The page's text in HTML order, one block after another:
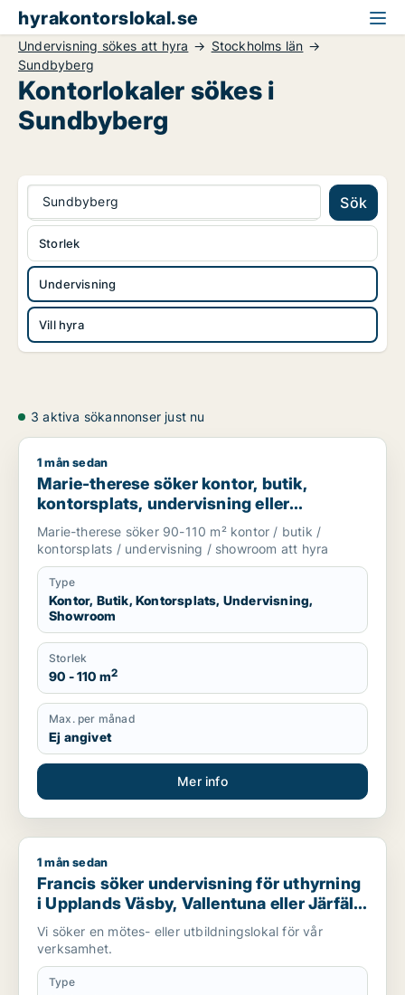
hyrakontorslokal.se
Undervisning sökes att hyra
Stockholms län
Sundbyberg
Kontorlokaler sökes i
Sundbyberg
Sundbyberg Sök
Undervisning
Vill hyra
Storlek
3 aktiva sökannonser just nu
Marie-therese söker kontor, butik, kontorsplats,
1 mån sedan
Marie-therese söker kontor, butik,
kontorsplats, undervisning eller
showroom för uthyrning i Upplands
Väsby, Järfälla eller Upplands-Bro m.fl.
Marie-therese söker 90-110 m² kontor / butik /
kontorsplats / undervisning / showroom att hyra
Type
Kontor, Butik, Kontorsplats, Undervisning,
Showroom
Storlek
90 - 110 m2
Max. per månad
Ej angivet
Mer info
Francis söker undervisning för uthyrning i Upplands Väsby,
1 mån sedan
Francis söker undervisning för uthyrning
i Upplands Väsby, Vallentuna eller Järfälla
m.fl.
Vi söker en mötes- eller utbildningslokal för vår
verksamhet.
Type